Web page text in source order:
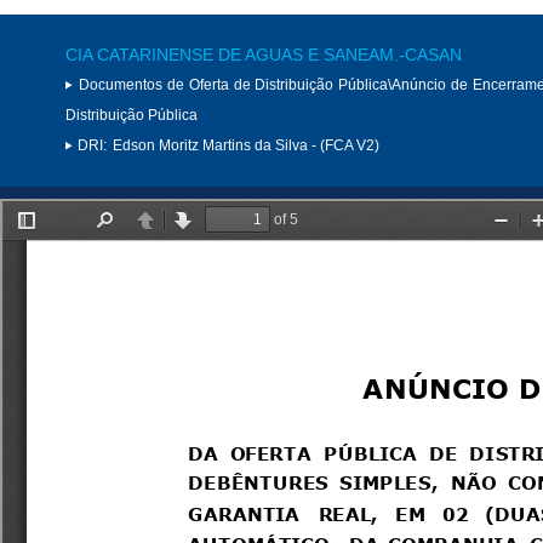
CIA CATARINENSE DE AGUAS E SANEAM.-CASAN
Documentos de Oferta de Distribuição Pública\Anúncio de
Distribuição Pública
DRI: Edson Moritz Martins da Silva - (FCA V2)